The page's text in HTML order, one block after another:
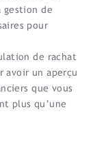
de
pour
de rachat
avoir un aperçu
que vous
plus qu’une